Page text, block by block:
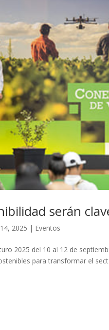
serán
2025 | Eventos
2025 del 10 al 12 de
para transformar el